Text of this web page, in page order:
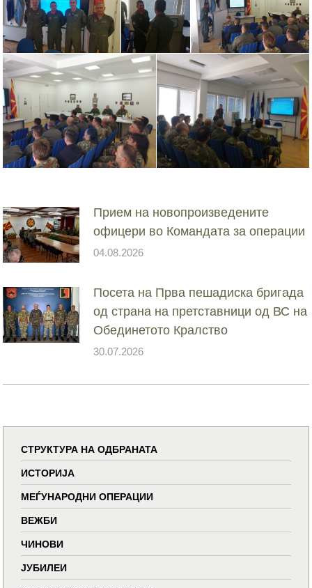
Прием на новопроизведените
офицери во Командата за операции
04.08.2026
Посета на Прва пешадиска бригада
од страна на претставници од ВС на
Обединетото Кралство
30.07.2026
СТРУКТУРА НА ОДБРАНАТА
ИСТОРИЈА
МЕЃУНАРОДНИ ОПЕРАЦИИ
ВЕЖБИ
ЧИНОВИ
ЈУБИЛЕИ